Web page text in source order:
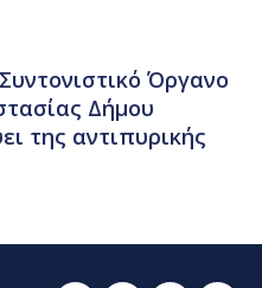
Όργανο
Δήμου
της αντιπυρικής